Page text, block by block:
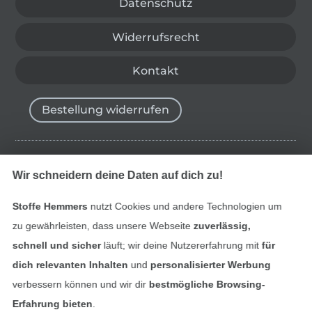
Datenschutz
Widerrufsrecht
Kontakt
Bestellung widerrufen
Finde mehr Inspiration
Wir schneidern deine Daten auf dich zu!
Stoffe Hemmers nutzt Cookies und andere Technologien um
zu gewährleisten, dass unsere Webseite zuverlässig,
schnell und sicherläuft; wir deine Nutzererfahrung mitfür
dich relevanten Inhalten und personalisierter Werbung
verbessern können und wir dir bestmögliche Browsing-
Erfahrung bieten